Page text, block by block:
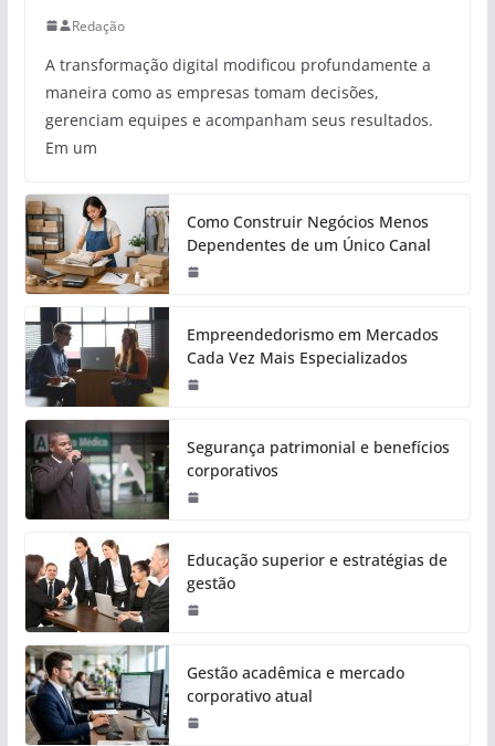
Redação
A transformação digital modificou profundamente a
maneira como as empresas tomam decisões,
gerenciam equipes e acompanham seus resultados.
Em um
Como Construir Negócios Menos
Dependentes de um Único Canal
Empreendedorismo em Mercados
Cada Vez Mais Especializados
Segurança patrimonial e benefícios
corporativos
Educação superior e estratégias de
gestão
Gestão acadêmica e mercado
corporativo atual